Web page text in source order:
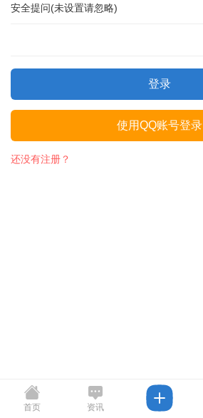
安全提问(未设置请忽略)
登录
使用QQ账号登录
还没有注册？
首页 资讯